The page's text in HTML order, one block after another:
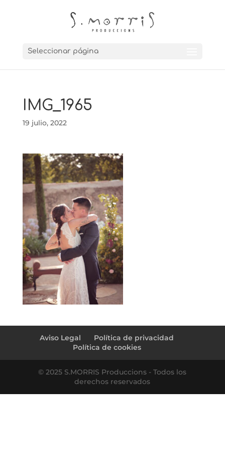
Seleccionar página
IMG_1965
19 julio, 2022
Aviso Legal
Política de privacidad
Política de cookies
© 2025 S.MORRIS Produccions - Todos los
derechos reservados